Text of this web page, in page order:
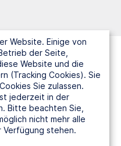
Website. Einige von
der Seite,
Website und die
(Tracking Cookies). Sie
Sie zulassen.
jederzeit in der
Bitte beachten Sie,
nicht mehr alle
stehen.